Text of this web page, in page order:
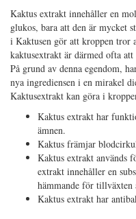
Kaktus extrakt innehåller en
glukos, bara att den är mycket
i Kaktusen gör att kroppen tror
kaktusextrakt är därmed ofta
På grund av denna egendom,
nya ingrediensen i en mirakel
Kaktusextrakt kan göra i
Kaktus extrakt har
ämnen.
Kaktus främjar
Kaktus extrakt används
extrakt innehåller en
hämmande för tillväxten
Kaktus extrakt har